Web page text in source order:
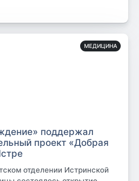
МЕДИЦИНА
поддержал
проект «Добрая
отделении Истринской